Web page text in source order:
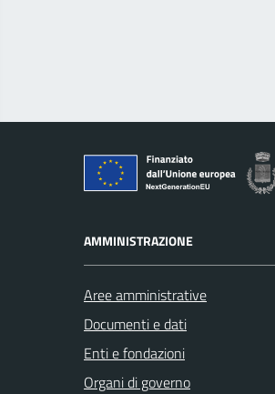
AMMINISTRAZIONE
Aree amministrative
Documenti e dati
Enti e fondazioni
Organi di governo